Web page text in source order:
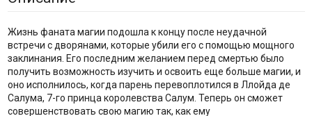
Жизнь фаната магии подошла к концу после неудачной
встречи с дворянами, которые убили его с помощью мощного
заклинания. Его последним желанием перед смертью было
получить возможность изучить и освоить еще больше магии, и
оно исполнилось, когда парень перевоплотился в Ллойда де
Салума, 7-го принца королевства Салум. Теперь он сможет
совершенствовать свою магию так, как ему